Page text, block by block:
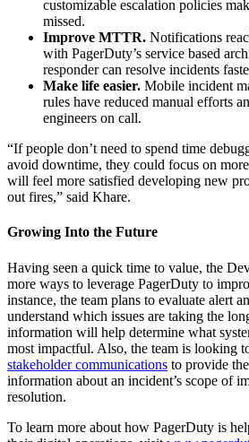
customizable escalation policies
missed.
Improve MTTR. Notifications
with PagerDuty’s service based
responder can resolve incidents
Make life easier. Mobile incident
rules have reduced manual efforts
engineers on call.
“If people don’t need to spend time
avoid downtime, they could focus on
will feel more satisfied developing new
out fires,” said Khare.
Growing Into the Future
Having seen a quick time to value, the
more ways to leverage PagerDuty to
instance, the team plans to evaluate alert
understand which issues are taking the
information will help determine what
most impactful. Also, the team is looking
stakeholder communications to provide
information about an incident’s scope of
resolution.
To learn more about how PagerDuty is